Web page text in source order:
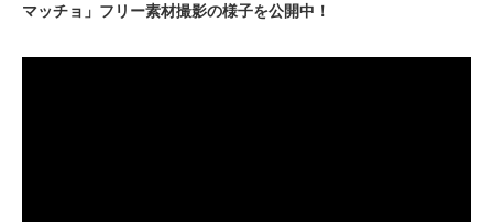
マッチョ」フリー素材撮影の様子を公開中！